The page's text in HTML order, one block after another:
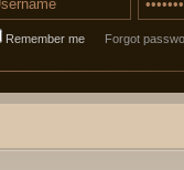
Remember me Forgot